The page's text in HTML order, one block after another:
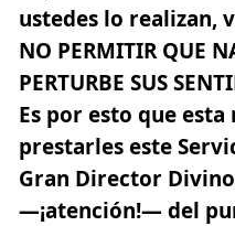
ustedes lo realizan,
NO PERMITIR QUE
PERTURBE SUS
Es por esto que
prestarles este
Gran Director
—¡atención!— del